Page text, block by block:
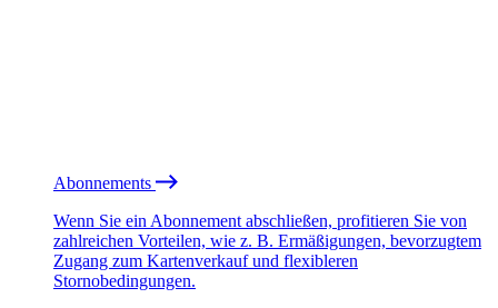
Abonnements
Wenn Sie ein Abonnement abschließen, profitieren Sie von
zahlreichen Vorteilen, wie z. B. Ermäßigungen, bevorzugtem
Zugang zum Kartenverkauf und flexibleren
Stornobedingungen.